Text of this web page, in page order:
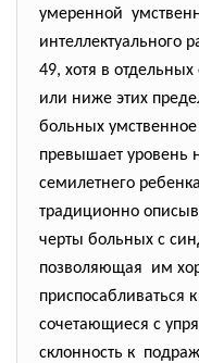
умеренной
интеллектуального
49, хотя в
или ниже этих
больных
превышает уровень
семилетнего
традиционно
черты больных с
позволяющая им
приспосабливаться
сочетающиеся с
склонность к